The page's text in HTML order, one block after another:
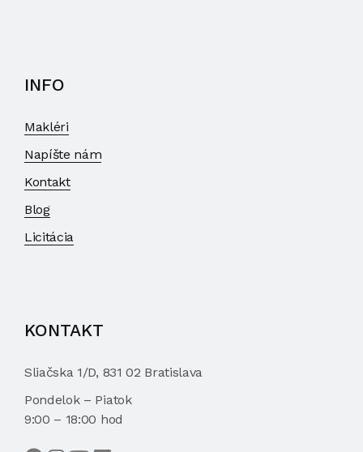
INFO
Makléri
Napíšte nám
Kontakt
Blog
Licitácia
KONTAKT
Sliačska 1/D, 831 02 Bratislava
Pondelok – Piatok
9:00 – 18:00 hod